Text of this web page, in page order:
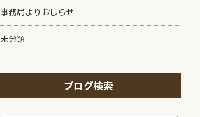
事務局よりおしらせ
未分類
ブログ検索